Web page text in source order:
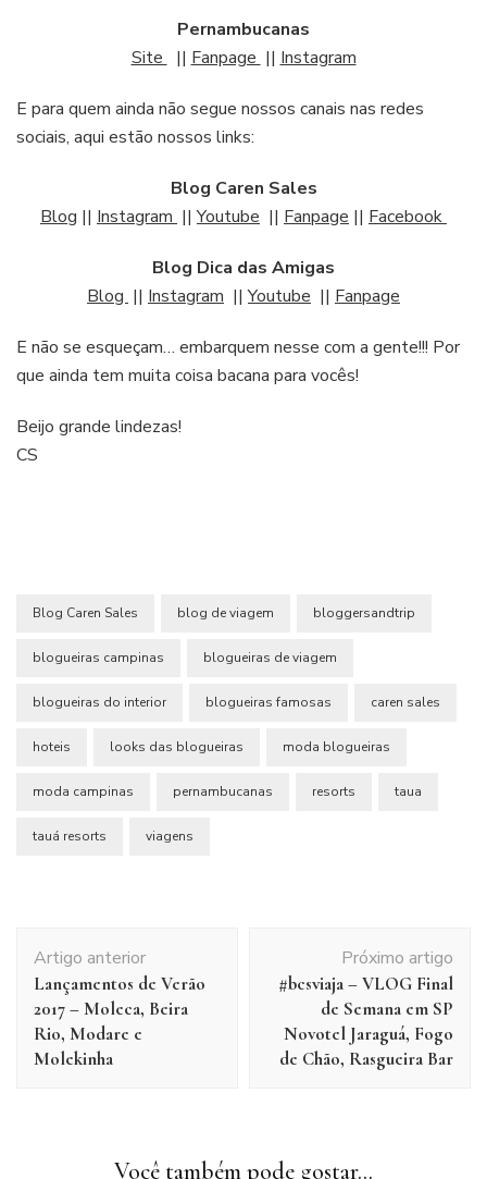
Pernambucanas
Site
|| Fanpage || Instagram
E para quem ainda não segue nossos canais nas redes
sociais, aqui estão nossos links:
Blog Caren Sales
Blog || Instagram ||Youtube || Fanpage || Facebook
Blog Dica das Amigas
Blog || Instagram ||Youtube || Fanpage
E não se esqueçam… embarquem nesse com a gente!!! Por
que ainda tem muita coisa bacana para vocês!
Beijo grande lindezas!
CS
Blog Caren Sales blog de viagem bloggersandtrip
blogueiras campinas blogueiras de viagem
blogueiras do interior blogueiras famosas caren sales
hoteis looks das blogueiras moda blogueiras
moda campinas pernambucanas resorts taua
tauá resorts viagens
de
post
Artigo anterior
Lançamentos de Verão
2017 – Moleca, Beira
Rio, Modare e
Molekinha
Próximo artigo
#bcsviaja – VLOG Final
de Semana em SP
Novotel Jaraguá, Fogo
de Chão, Rasgueira Bar
Você também pode gostar...